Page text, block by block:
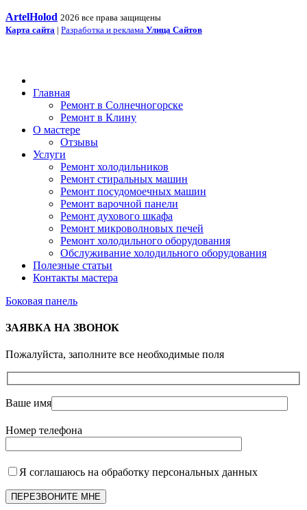
ArtelHolod 2026 все права защищены
Карта сайта | Разработка и реклама Улица Сайтов
Главная
Ремонт в Солнечногорске
Ремонт в Клину
О мастере
Отзывы
Услуги
Ремонт холодильников
Ремонт стиральных машин
Ремонт посудомоечных машин
Ремонт варочной панели
Ремонт духового шкафа
Ремонт микроволновых печей
Ремонт холодильного оборудования
Обслуживание холодильного оборудования
Полезные статьи
Контакты мастера
Боковая панель
ЗАЯВКА НА ЗВОНОК
Пожалуйста, заполните все необходимые поля
Ваше имя
Номер телефона
Я соглашаюсь на обработку персональных данных